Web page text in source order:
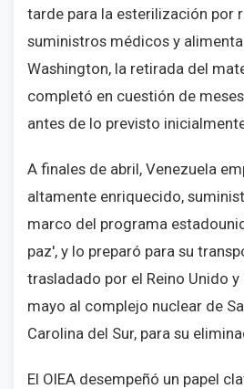
tarde para la esterilización por
suministros médicos y
Washington, la retirada del
completó en cuestión de
antes de lo previsto
A finales de abril, Venezuela
altamente enriquecido,
marco del programa
paz', y lo preparó para su
trasladado por el Reino Unido
mayo al complejo nuclear de
Carolina del Sur, para su
El OIEA desempeñó un papel